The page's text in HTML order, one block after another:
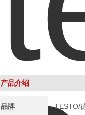
产品介绍
品牌 TESTO/